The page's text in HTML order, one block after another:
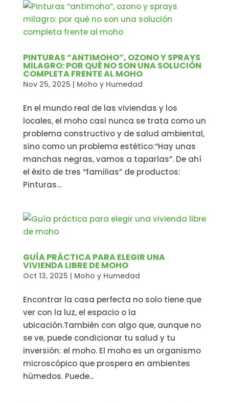
PINTURAS “ANTIMOHO”, OZONO Y SPRAYS
MILAGRO: POR QUÉ NO SON UNA SOLUCIÓN
COMPLETA FRENTE AL MOHO
Nov 25, 2025 | Moho y Humedad
En el mundo real de las viviendas y los
locales, el moho casi nunca se trata como un
problema constructivo y de salud ambiental,
sino como un problema estético:“Hay unas
manchas negras, vamos a taparlas”. De ahí
el éxito de tres “familias” de productos:
Pinturas...
GUÍA PRÁCTICA PARA ELEGIR UNA
VIVIENDA LIBRE DE MOHO
Oct 13, 2025 | Moho y Humedad
Encontrar la casa perfecta no solo tiene que
ver con la luz, el espacio o la
ubicación.También con algo que, aunque no
se ve, puede condicionar tu salud y tu
inversión: el moho. El moho es un organismo
microscópico que prospera en ambientes
húmedos. Puede...